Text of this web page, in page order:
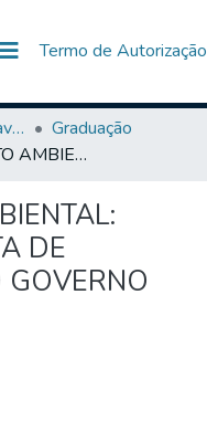
Termo de Autorização
Centro Universitário de Lavras-UNILAVRAS
Graduação
LICENCIAMENTO AMBIENTAL: CRÍTICA À PROPOSTA DE FLEXIBILIDADE PELO GOVERNO FEDERAL.
DE
GOVERNO